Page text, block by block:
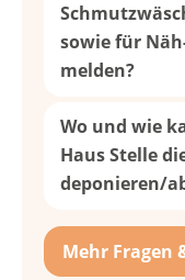
sowie für
melden?
Wo und wie
Haus Stelle
deponieren/
Mehr Fragen